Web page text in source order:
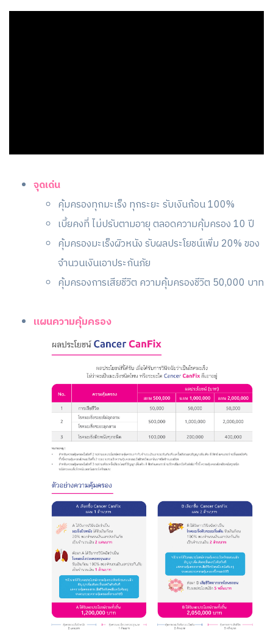
จุดเด่น
คุ้มครองทุกมะเร็ง ทุกระยะ รับเงินก้อน 100%
เบี้ยคงที่ ไม่ปรับตามอายุ ตลอดความคุ้มครอง 10 ปี
คุ้มครองมะเร็งผิวหนัง รับผลประโยชน์เพิ่ม 20% ของ
จำนวนเงินเอาประกันภัย
คุ้มครองการเสียชีวิต ความคุ้มครองชีวิต 50,000 บาท
แผนความคุ้มครอง